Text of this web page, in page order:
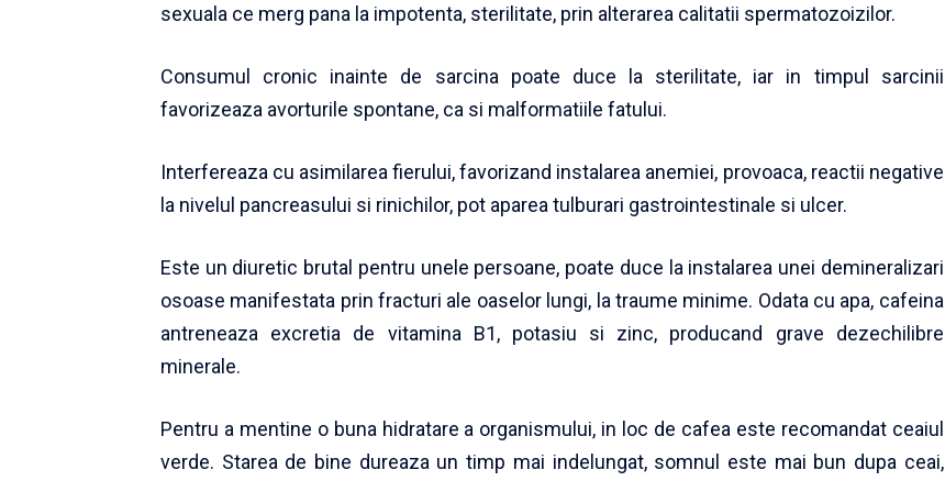
sexuala ce merg pana la impotenta, sterilitate, prin alterarea calitatii spermatozoizilor.
Consumul cronic inainte de sarcina poate duce la sterilitate, iar in timpul sarcinii
favorizeaza avorturile spontane, ca si malformatiile fatului.
Interfereaza cu asimilarea fierului, favorizand instalarea anemiei, provoaca, reactii negative
la nivelul pancreasului si rinichilor, pot aparea tulburari gastrointestinale si ulcer.
Este un diuretic brutal pentru unele persoane, poate duce la instalarea unei demineralizari
osoase manifestata prin fracturi ale oaselor lungi, la traume minime. Odata cu apa, cafeina
antreneaza excretia de vitamina B1, potasiu si zinc, producand grave dezechilibre
minerale.
Pentru a mentine o buna hidratare a organismului, in loc de cafea este recomandat ceaiul
verde. Starea de bine dureaza un timp mai indelungat, somnul este mai bun dupa ceai,